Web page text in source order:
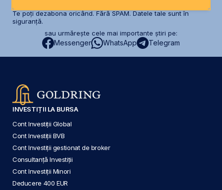
Te poți dezabona oricând. Fără SPAM. Datele tale sunt în
siguranță.
sau urmărește cele mai importante știri pe:
Messenger WhatsApp Telegram
INVESTIȚII LA BURSA
Cont Investiții Global
Cont Investiții BVB
Cont Investiții gestionat de broker
Consultanță Investiții
Cont Investiții Minori
Deducere 400 EUR